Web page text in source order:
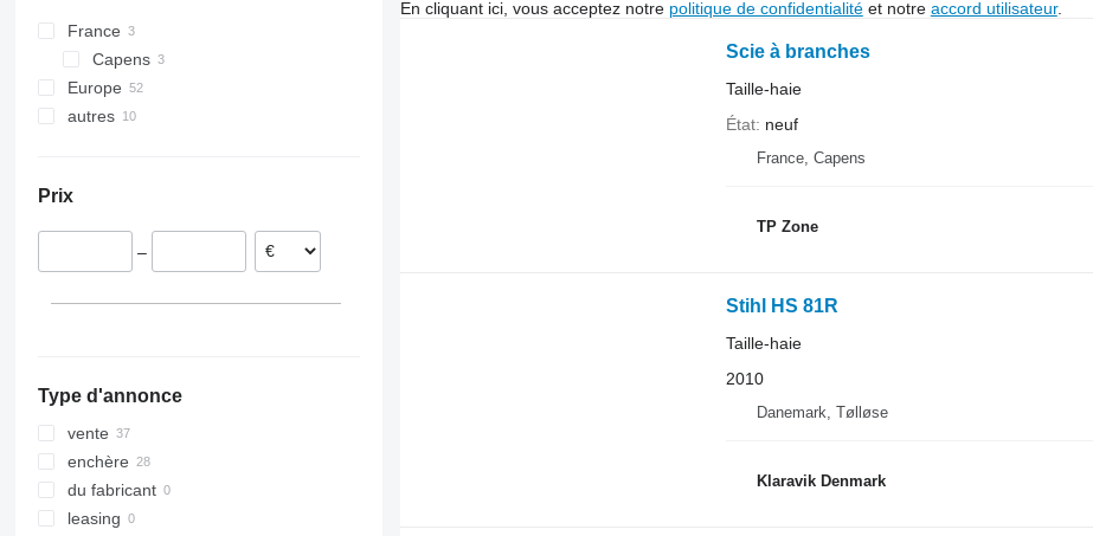
France
Capens
Europe
Royaume-Uni
Belgique
Autriche
autres
Prix
–
Type d'annonce
vente
enchère
du fabricant
leasing
En cliquant ici, vous acceptez notre politique de confidentialitéet notre accord utilisateur.
Scie à branches
Taille-haie
État neuf
France, Capens
TP Zone
Stihl HS 81R
Taille-haie
2010
Danemark, Tølløse
Klaravik Denmark